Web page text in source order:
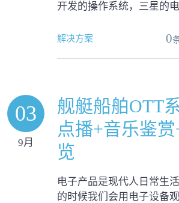
开发的操作系统，三星的
解决方案 0
03
9月
舰艇船舶OTT
点播+音乐鉴
览
电子产品是现代人日常生
的时候我们会用电子设备